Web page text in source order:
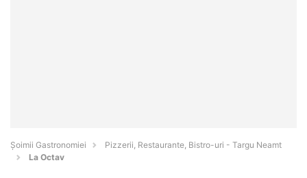
Șoimii Gastronomiei
Pizzerii, Restaurante, Bistro-uri - Targu Neamt
La Octav